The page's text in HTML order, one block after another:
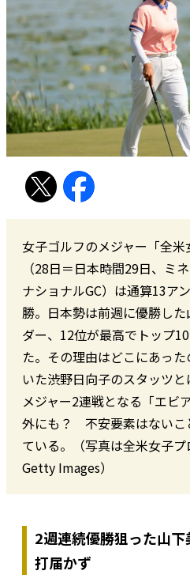
女子ゴルフのメジャー「全
（28日＝日本時間29日、ミ
ナショナルGC）は通算13ア
勝。日本勢は前週に優勝し
ダー、12位が最高でトップ
た。その理由はどこにあっ
いた渋野日向子のスタッツ
メジャー2連戦となる「エビ
外にも？ 不安要素はないこ
ている。（写真は全米女子
Getty Images）
2週連続優勝狙った山
打届かず